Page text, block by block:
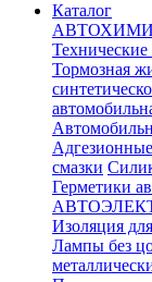
Каталог
Тормозная
смазки
Герметики
Изоляция
Лампы без